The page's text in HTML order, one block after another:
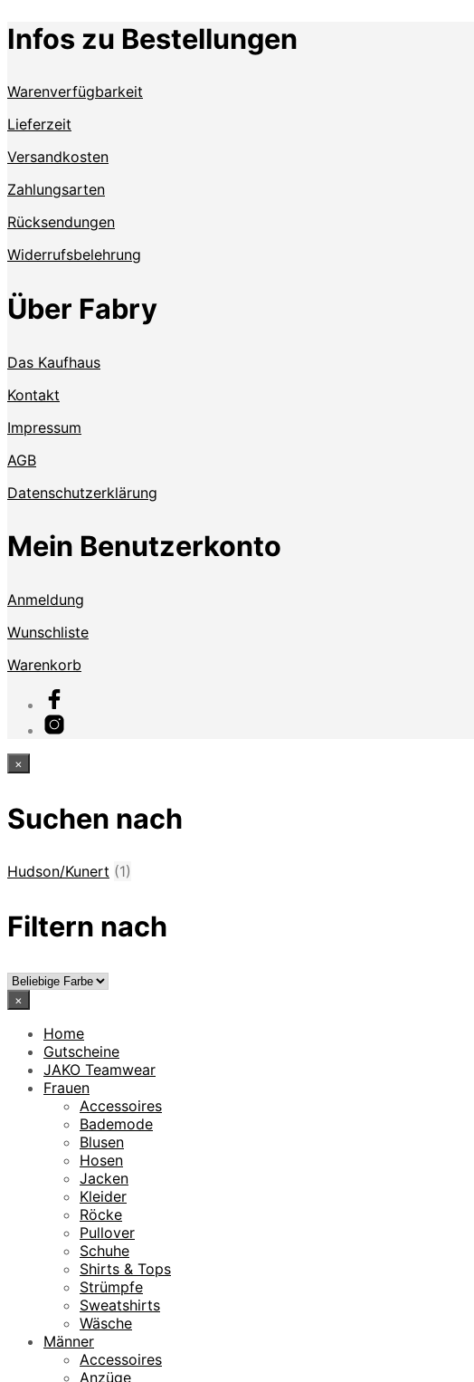
der
Produktseite
Infos zu Bestellungen
Warenverfügbarkeit
Lieferzeit
Versandkosten
Zahlungsarten
Rücksendungen
Widerrufsbelehrung
Über Fabry
Das Kaufhaus
Kontakt
Impressum
AGB
Datenschutzerklärung
Mein Benutzerkonto
Anmeldung
Wunschliste
Warenkorb
×
Suchen nach
Hudson/Kunert (1)
Filtern nach
×
Home
Gutscheine
JAKO Teamwear
Frauen
Accessoires
Bademode
Blusen
Hosen
Jacken
Kleider
Röcke
Pullover
Schuhe
Shirts & Tops
Strümpfe
Sweatshirts
Wäsche
Männer
Accessoires
Anzüge